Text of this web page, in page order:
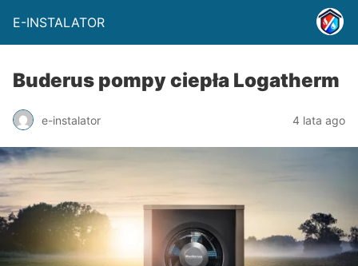
E-INSTALATOR
Buderus pompy ciepła Logatherm
e-instalator 4 lata ago